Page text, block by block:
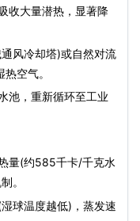
大量潜热，显著降
风冷却塔)或自然对流
空气。
，重新循环至工业
量(约585千卡/千克水
。
球温度越低)，蒸发速